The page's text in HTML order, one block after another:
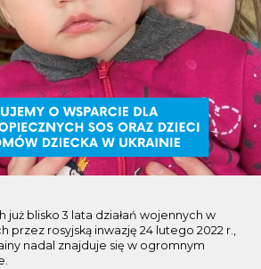
już blisko 3 lata działań wojennych w
przez rosyjską inwazję 24 lutego 2022 r.,
nadal znajduje się w ogromnym